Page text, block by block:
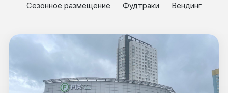
Сезонное размещение
Фудтраки Вендинг